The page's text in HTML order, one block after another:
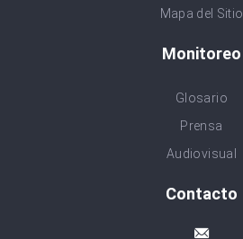
Mapa del Sitio
Monitoreo
Glosario
Prensa
Audiovisual
Contacto